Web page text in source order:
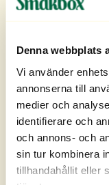
Denna webbplats
Vi använder
annonserna till
medier och
identifierare och
och annons- och
sin tur kombinera
tillhandahållit eller
”En upplevd
Ingman,
Under resans
kompetent
inom retail,
duktiga
leverantörer
utveckling och